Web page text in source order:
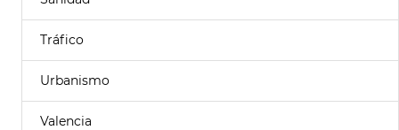
Tráfico
Urbanismo
Valencia